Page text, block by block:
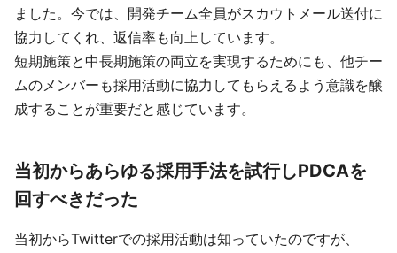
ました。今では、開発チーム全員がスカウトメール送付に
協力してくれ、返信率も向上しています。
短期施策と中長期施策の両立を実現するためにも、他チー
ムのメンバーも採用活動に協力してもらえるよう意識を醸
成することが重要だと感じています。
当初からあらゆる採用手法を試行しPDCAを
回すべきだった
当初からTwitterでの採用活動は知っていたのですが、